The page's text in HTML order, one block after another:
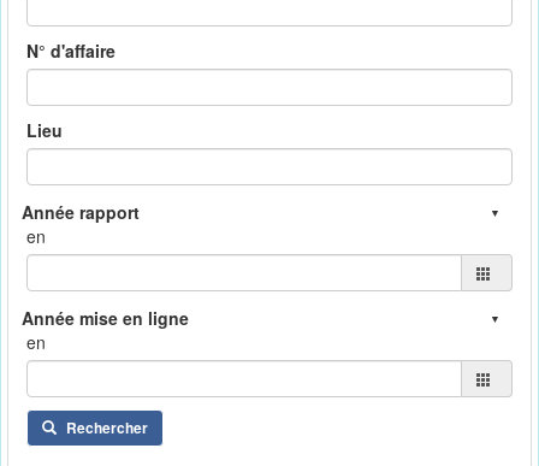
N° d'affaire
Lieu
en
en
Rechercher